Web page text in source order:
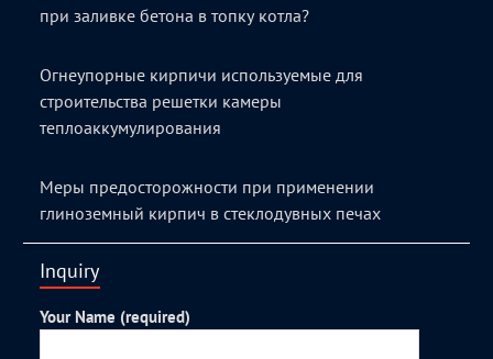
при заливке бетона в топку котла?
Огнеупорные кирпичи используемые для
строительства решетки камеры
теплоаккумулирования
Меры предосторожности при применении
глиноземный кирпич в стеклодувных печах
Inquiry
Your Name (required)